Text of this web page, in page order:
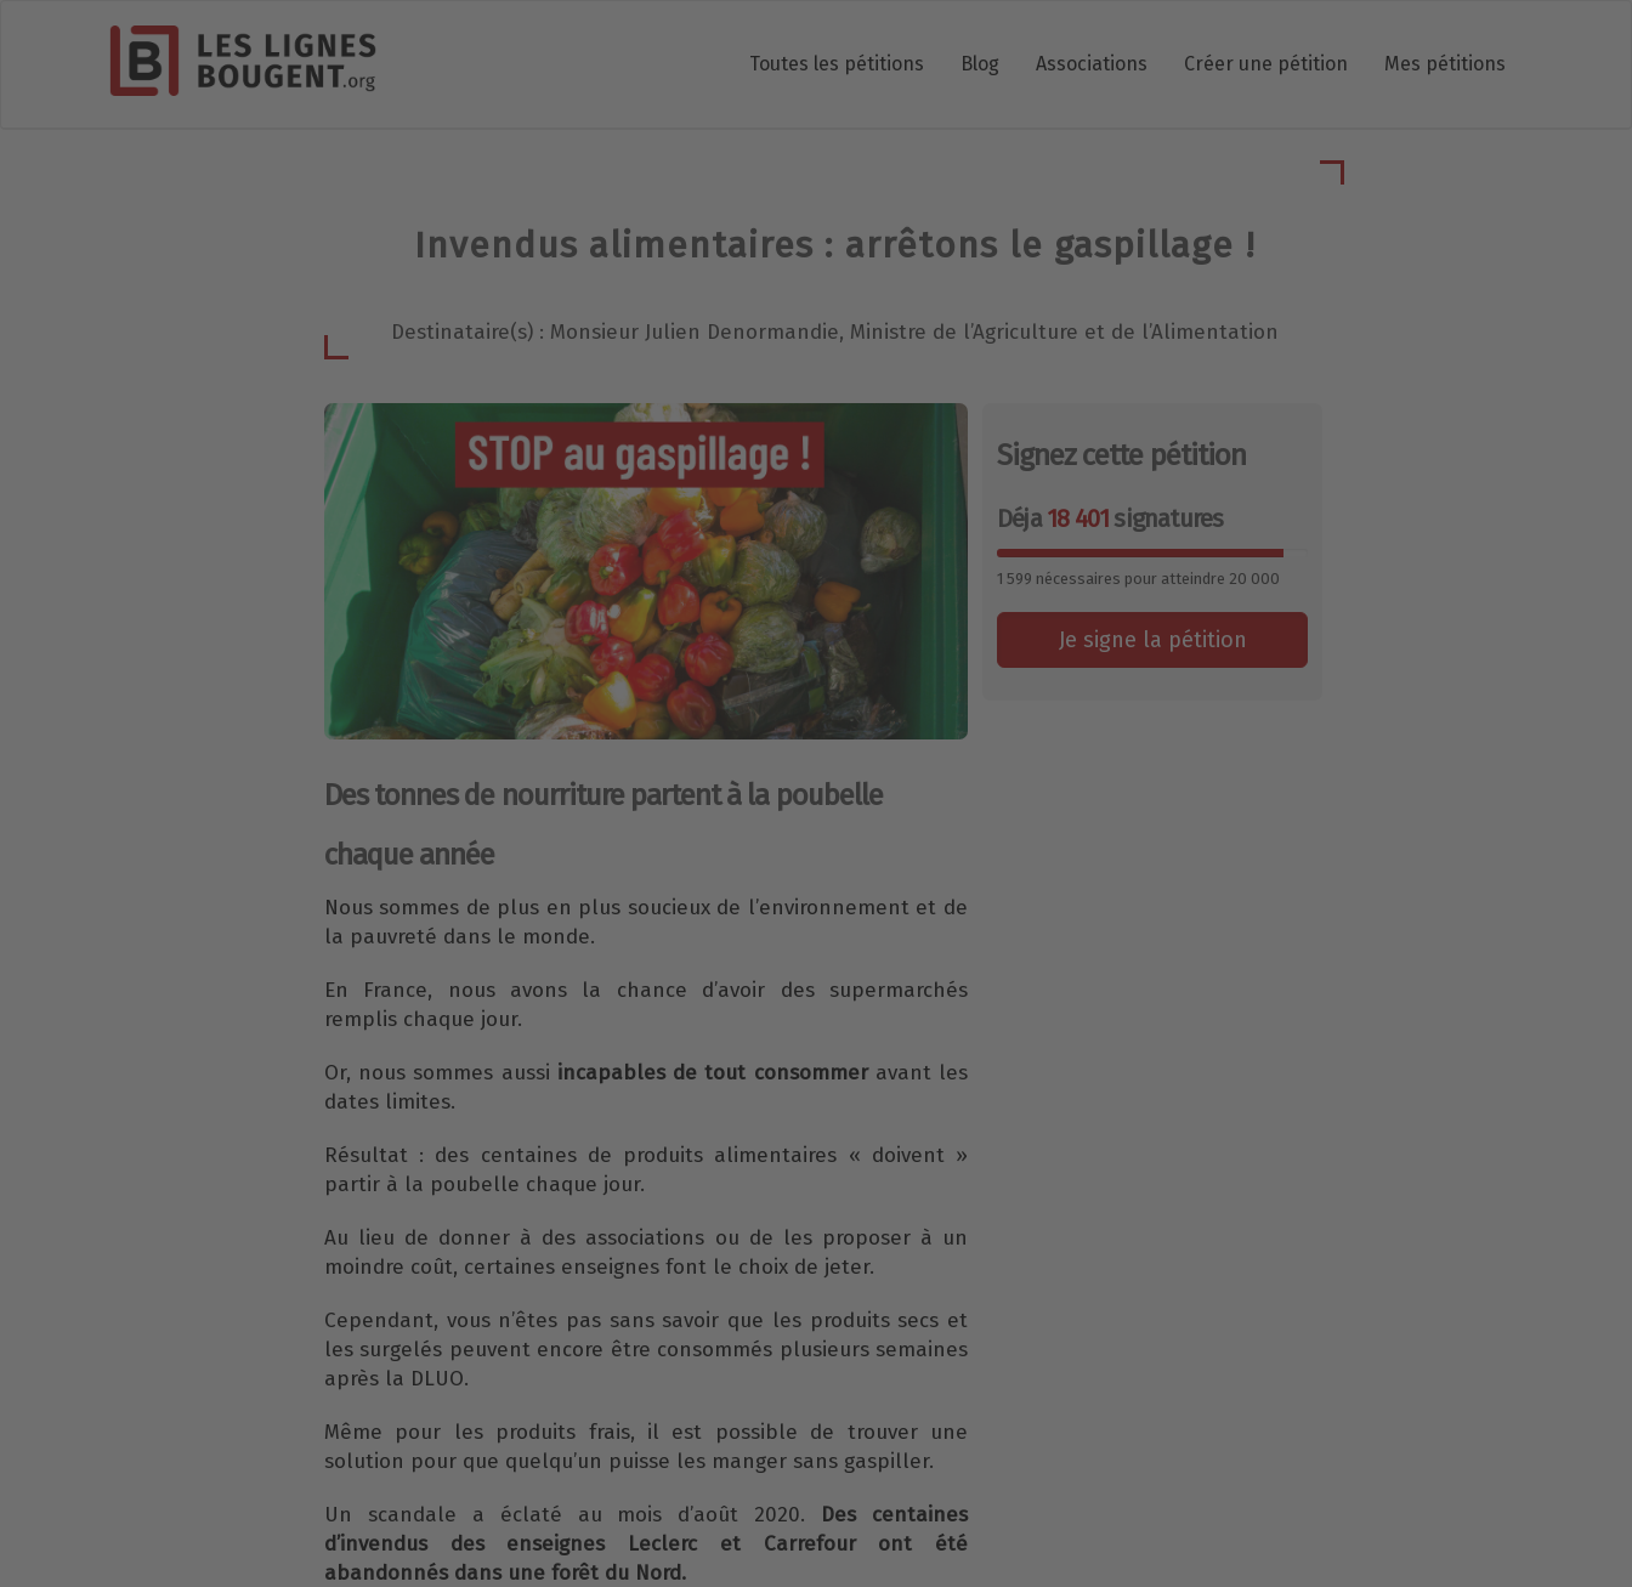
Toutes les pétitions Blog Associations Créer une pétition Mes pétitions
Invendus alimentaires : arrêtons le gaspillage !
Destinataire(s) : Monsieur Julien Denormandie, Ministre de l’Agriculture et de l’Alimentation
Des tonnes de nourriture partent à la poubelle
chaque année
Nous sommes de plus en plus soucieux de l’environnement et de
la pauvreté dans le monde.
En France, nous avons la chance d’avoir des supermarchés
remplis chaque jour.
Or, nous sommes aussi incapables de tout consommeravant les
dates limites.
Résultat : des centaines de produits alimentaires « doivent »
partir à la poubelle chaque jour.
Au lieu de donner à des associations ou de les proposer à un
moindre coût, certaines enseignes font le choix de jeter.
Cependant, vous n’êtes pas sans savoir que les produits secs et
les surgelés peuvent encore être consommés plusieurs semaines
après la DLUO.
Même pour les produits frais, il est possible de trouver une
solution pour que quelqu’un puisse les manger sans gaspiller.
Un scandale a éclaté au mois d’août 2020. Des centaines
d’invendus des enseignes Leclerc et Carrefour ont été
abandonnés dans une forêt du Nord.
Signez cette pétition
Déja18 401 signatures
1 599 nécessaires pour atteindre 20 000
Je signe la pétition